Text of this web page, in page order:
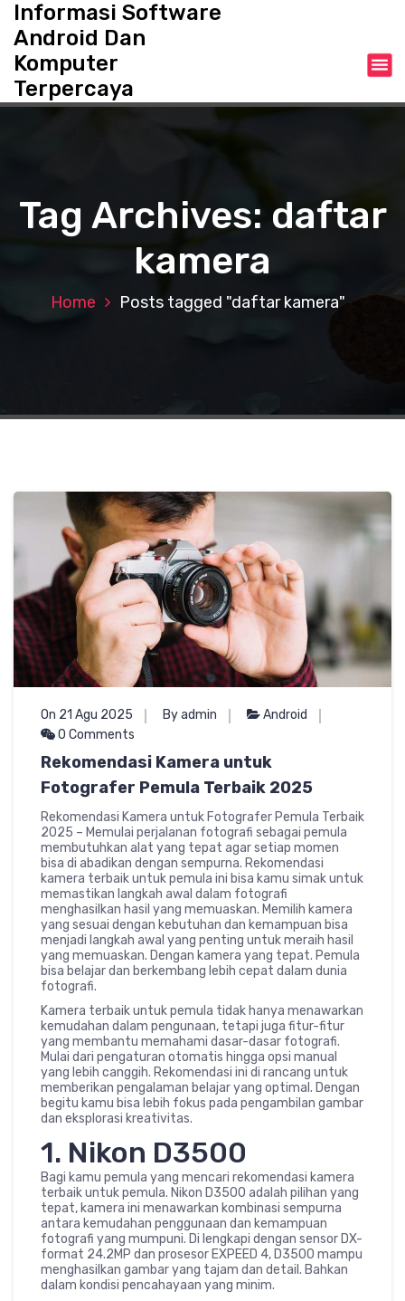
o
Informasi Software
Android Dan
Komputer
Terpercaya
Tag Archives: daftar
kamera
Home Posts tagged "daftar kamera"
On 21 Agu 2025 By admin
Android
0 Comments
Rekomendasi Kamera untuk
Fotografer Pemula Terbaik 2025
Rekomendasi Kamera untuk Fotografer Pemula Terbaik
2025 – Memulai perjalanan fotografi sebagai pemula
membutuhkan alat yang tepat agar setiap momen
bisa di abadikan dengan sempurna. Rekomendasi
kamera terbaik untuk pemula ini bisa kamu simak untuk
memastikan langkah awal dalam fotografi
menghasilkan hasil yang memuaskan. Memilih kamera
yang sesuai dengan kebutuhan dan kemampuan bisa
menjadi langkah awal yang penting untuk meraih hasil
yang memuaskan. Dengan kamera yang tepat. Pemula
bisa belajar dan berkembang lebih cepat dalam dunia
fotografi.
Kamera terbaik untuk pemula tidak hanya menawarkan
kemudahan dalam pengunaan, tetapi juga fitur-fitur
yang membantu memahami dasar-dasar fotografi.
Mulai dari pengaturan otomatis hingga opsi manual
yang lebih canggih. Rekomendasi ini di rancang untuk
memberikan pengalaman belajar yang optimal. Dengan
begitu kamu bisa lebih fokus pada pengambilan gambar
dan eksplorasi kreativitas.
1. Nikon D3500
Bagi kamu pemula yang mencari rekomendasi kamera
terbaik untuk pemula. Nikon D3500 adalah pilihan yang
tepat, kamera ini menawarkan kombinasi sempurna
antara kemudahan penggunaan dan kemampuan
fotografi yang mumpuni. Di lengkapi dengan sensor DX-
format 24.2MP dan prosesor EXPEED 4, D3500 mampu
menghasilkan gambar yang tajam dan detail. Bahkan
dalam kondisi pencahayaan yang minim.